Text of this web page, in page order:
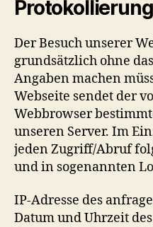
Protokollierung
Der Besuch unserer
grundsätzlich ohne
Angaben machen
Webseite sendet der
Webbrowser
unseren Server. Im
jeden Zugriff/Abruf
und in sogenannten
IP-Adresse des
Datum und Uhrzeit